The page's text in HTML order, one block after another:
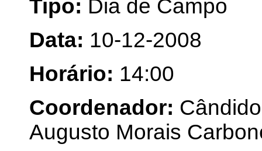
Tipo: Dia de Campo
Data: 10-12-2008
Horário: 14:00
Coordenador:
Augusto Morais